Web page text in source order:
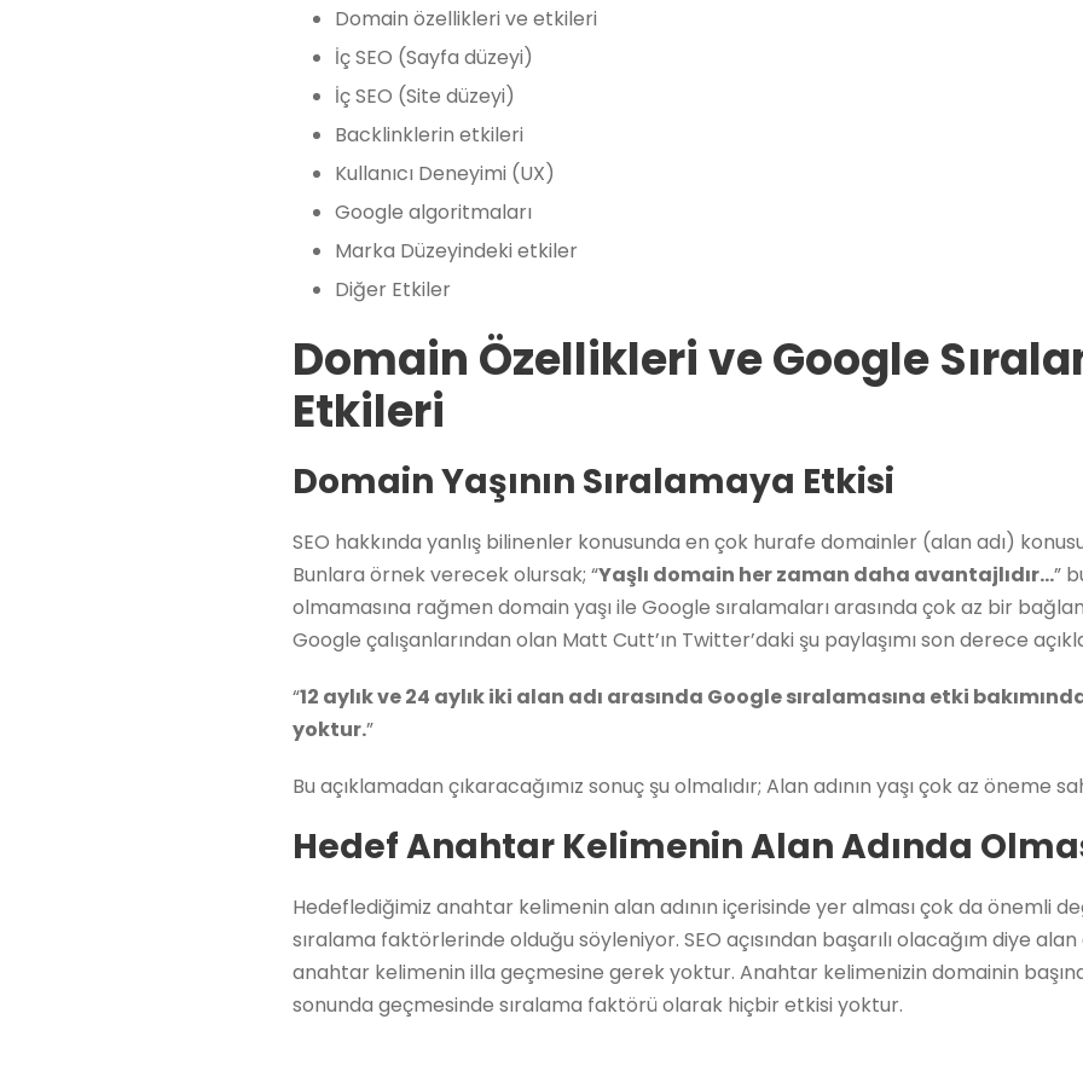
Domain özellikleri ve etkileri
İç SEO (Sayfa düzeyi)
İç SEO (Site düzeyi)
Backlinklerin etkileri
Kullanıcı Deneyimi (UX)
Google algoritmaları
Marka Düzeyindeki etkiler
Diğer Etkiler
Domain Özellikleri ve Google
Etkileri
Domain Yaşının Sıralamaya Etkisi
SEO hakkında yanlış bilinenler konusunda en çok hurafe domainler (alan adı)
Bunlara örnek verecek olursak; “Yaşlı domain her zaman daha avantajlıdır…”
olmamasına rağmen domain yaşı ile Google sıralamaları arasında çok az bir
Google çalışanlarından olan Matt Cutt’ın Twitter’daki şu paylaşımı son derece
“12 aylık ve 24 aylık iki alan adı arasında Google sıralamasına etki
yoktur.”
Bu açıklamadan çıkaracağımız sonuç şu olmalıdır; Alan adının yaşı çok az öneme
Hedef Anahtar Kelimenin Alan Adında
Hedeflediğimiz anahtar kelimenin alan adının içerisinde yer alması çok da önemli
sıralama faktörlerinde olduğu söyleniyor. SEO açısından başarılı olacağım diye alan
anahtar kelimenin illa geçmesine gerek yoktur. Anahtar kelimenizin domainin
sonunda geçmesinde sıralama faktörü olarak hiçbir etkisi yoktur.